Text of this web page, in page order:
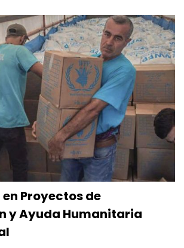
Proyectos de
y Ayuda Humanitaria